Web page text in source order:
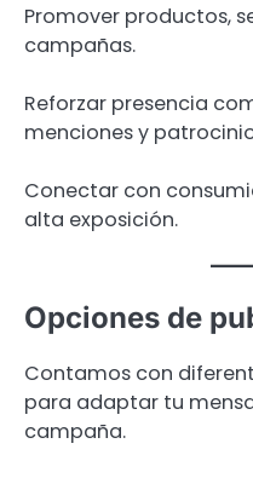
Promover productos,
campañas.
Reforzar presencia
menciones y
Conectar con
alta exposición.
Opciones de
Contamos con
para adaptar tu
campaña.